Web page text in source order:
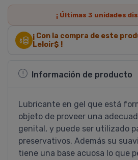
¡ Últimas 3 unidades
¡ Con la compra de este
Leloir$ !
Información de producto
Lubricante en gel que está
objeto de proveer una
genital, y puede ser utilizado
preservativos. Además su
tiene una base acuosa lo que